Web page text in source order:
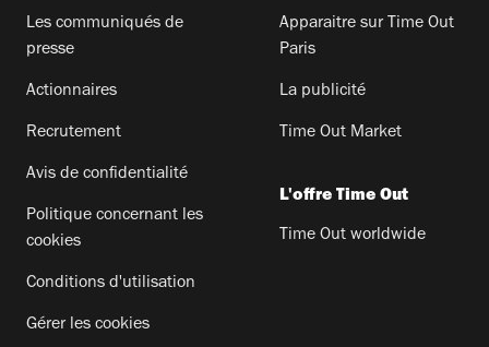
Les communiqués de
presse
Actionnaires
Recrutement
Avis de confidentialité
Politique concernant les
cookies
Conditions d'utilisation
Gérer les cookies
Apparaitre sur Time Out
Paris
La publicité
Time Out Market
L'offre Time Out
Time Out worldwide